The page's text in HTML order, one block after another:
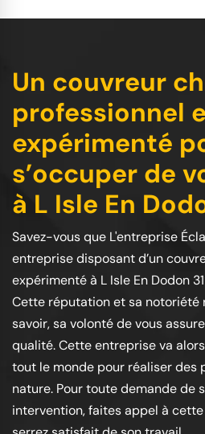
Un couvreur
professionnel
expérimenté
s’occuper de
à L Isle En
Savez-vous que L'entreprise
entreprise disposant d’un
expérimenté à L Isle En Dodon
Cette réputation et sa notoriété
savoir, sa volonté de vous
qualité. Cette entreprise va
tout le monde pour réaliser des
nature. Pour toute demande de
intervention, faites appel à